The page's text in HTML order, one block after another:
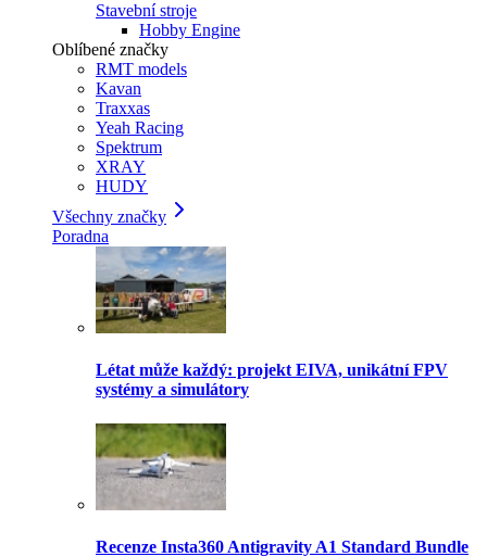
Stavební stroje
Hobby Engine
Oblíbené značky
RMT models
Kavan
Traxxas
Yeah Racing
Spektrum
XRAY
HUDY
Všechny značky
Poradna
Létat může každý: projekt EIVA, unikátní FPV
systémy a simulátory
Recenze Insta360 Antigravity A1 Standard Bundle